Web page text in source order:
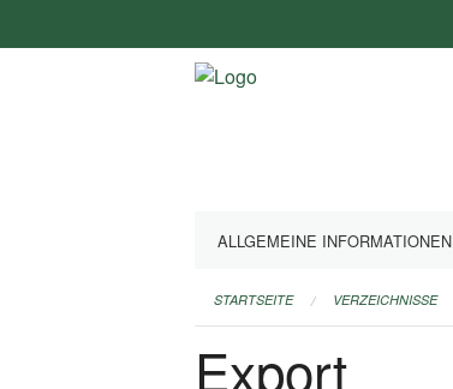
überspringen
ALLGEMEINE INFORMATIONEN
STARTSEITE VERZEICHNISSE
Export